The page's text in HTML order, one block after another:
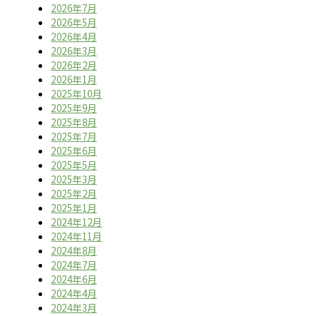
2026年7月
2026年5月
2026年4月
2026年3月
2026年2月
2026年1月
2025年10月
2025年9月
2025年8月
2025年7月
2025年6月
2025年5月
2025年3月
2025年2月
2025年1月
2024年12月
2024年11月
2024年8月
2024年7月
2024年6月
2024年4月
2024年3月